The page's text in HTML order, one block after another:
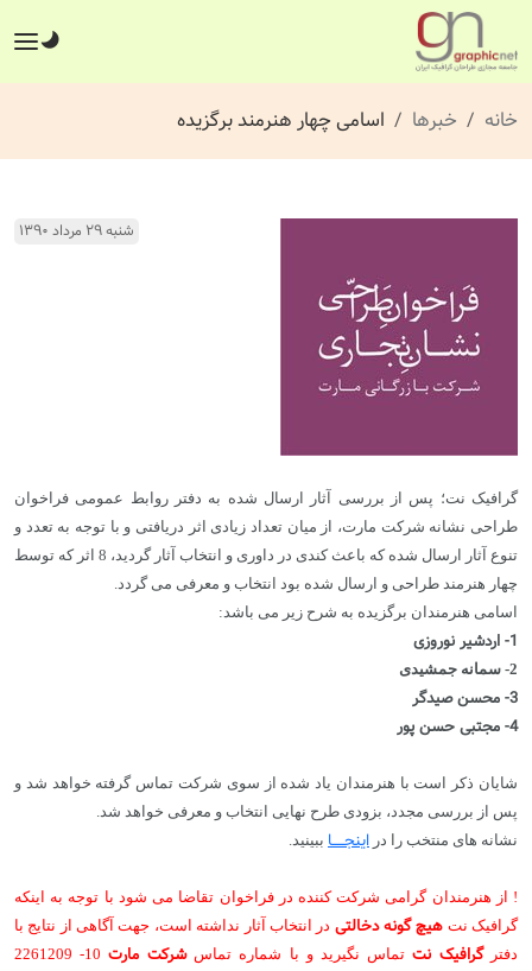
خانه خبرها اسامی چهار هنرمند برگزیده
شنبه ۲۹ مرداد ۱۳۹۰
گرافیک نت؛ پس از بررسی آثار ارسال شده به دفتر روابط عمومی فراخوان
طراحی نشانه شرکت مارت، از میان تعداد زیادی اثر دریافتی و با توجه به تعدد و
تنوع آثار ارسال شده که باعث کندی در داوری و انتخاب آثار گردید، 8 اثر که توسط
چهار هنرمند طراحی و ارسال شده بود انتخاب و معرفی می گردد.
اسامی هنرمندان برگزیده به شرح زیر می باشد:
1- اردشیر نوروزی
2- سمانه جمشیدی
3- محسن صیدگر
4- مجتبی حسن پور
شایان ذکر است با هنرمندان یاد شده از سوی شرکت تماس گرفته خواهد شد و
پس از بررسی مجدد، بزودی طرح نهایی انتخاب و معرفی خواهد شد.
نشانه های منتخب را در اینجـــــا ببینید.
! از هنرمندان گرامی شرکت کننده در فراخوان تقاضا می شود با توجه به اینکه
گرافیک نت هیچ گونه دخالتی در انتخاب آثار نداشته است، جهت آگاهی از نتایج با
دفترگرافیک نت تماس نگیرید و با شماره تماسشرکت مارت
10- 2261209